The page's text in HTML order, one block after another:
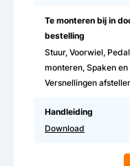
Te monteren bij in
bestelling
Stuur, Voorwiel,
monteren, Spaken
Versnellingen
Handleiding
Download